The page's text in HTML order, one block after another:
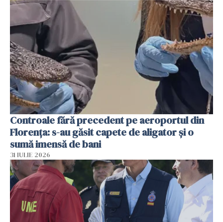
Controale fără precedent pe aeroportul din
Florența: s-au găsit capete de aligator și o
sumă imensă de bani
31 IULIE 2026